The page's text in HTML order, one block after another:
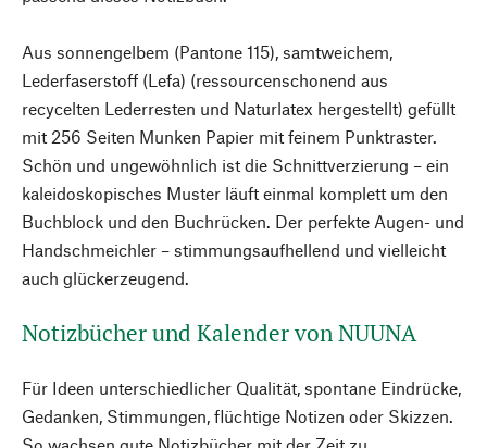
Aus sonnengelbem (Pantone 115), samtweichem,
Lederfaserstoff (Lefa) (ressourcenschonend aus
recycelten Lederresten und Naturlatex hergestellt) gefüllt
mit 256 Seiten Munken Papier mit feinem Punktraster.
Schön und ungewöhnlich ist die Schnittverzierung – ein
kaleidoskopisches Muster läuft einmal komplett um den
Buchblock und den Buchrücken. Der perfekte Augen- und
Handschmeichler – stimmungsaufhellend und vielleicht
auch glückerzeugend.
Notizbücher und Kalender von NUUNA
Für Ideen unterschiedlicher Qualität, spontane Eindrücke,
Gedanken, Stimmungen, flüchtige Notizen oder Skizzen.